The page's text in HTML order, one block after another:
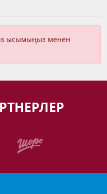
ысымыңыз менен